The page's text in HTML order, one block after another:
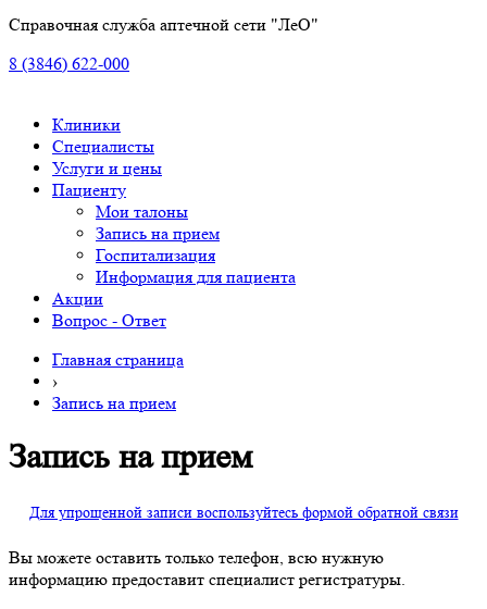
Справочная служба аптечной сети "ЛеО"
8 (3846) 622-000
Клиники
Специалисты
Услуги и цены
Пациенту
Мои талоны
Запись на прием
Госпитализация
Информация для пациента
Акции
Вопрос - Ответ
Главная страница
›
Запись на прием
Запись на прием
Для упрощенной записи воспользуйтесь формой обратной связи
Вы можете оставить только телефон, всю нужную
информацию предоставит специалист регистратуры.